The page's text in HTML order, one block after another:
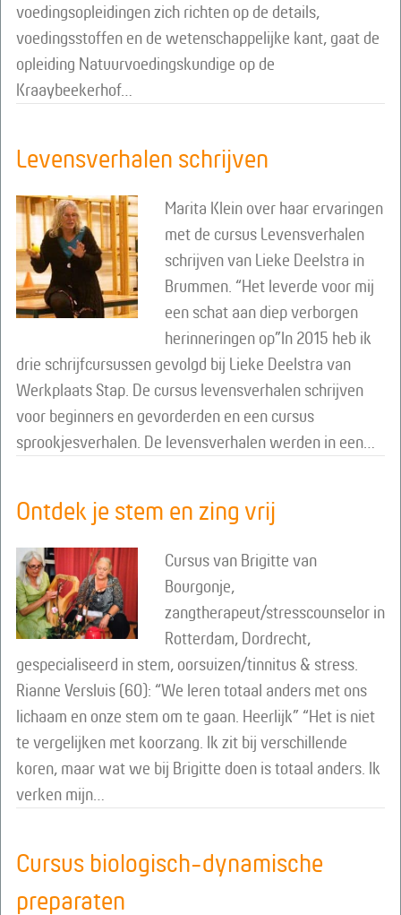
voedingsopleidingen zich richten op de details,
voedingsstoffen en de wetenschappelijke kant, gaat de
opleiding Natuurvoedingskundige op de
Kraaybeekerhof…
Levensverhalen schrijven
Marita Klein over haar ervaringen
met de cursus Levensverhalen
schrijven van Lieke Deelstra in
Brummen. “Het leverde voor mij
een schat aan diep verborgen
herinneringen op”In 2015 heb ik
drie schrijfcursussen gevolgd bij Lieke Deelstra van
Werkplaats Stap. De cursus levensverhalen schrijven
voor beginners en gevorderden en een cursus
sprookjesverhalen. De levensverhalen werden in een…
Ontdek je stem en zing vrij
Cursus van Brigitte van
Bourgonje,
zangtherapeut/stresscounselor in
Rotterdam, Dordrecht,
gespecialiseerd in stem, oorsuizen/tinnitus & stress.
Rianne Versluis (60): “We leren totaal anders met ons
lichaam en onze stem om te gaan. Heerlijk” “Het is niet
te vergelijken met koorzang. Ik zit bij verschillende
koren, maar wat we bij Brigitte doen is totaal anders. Ik
verken mijn…
Cursus biologisch-dynamische
preparaten